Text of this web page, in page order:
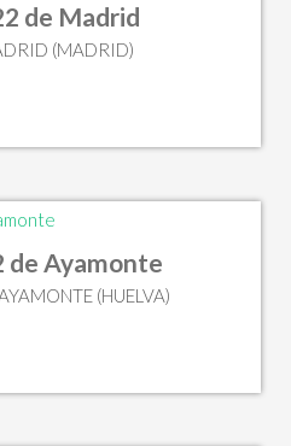
de Madrid
(MADRID)
de Ayamonte
(HUELVA)